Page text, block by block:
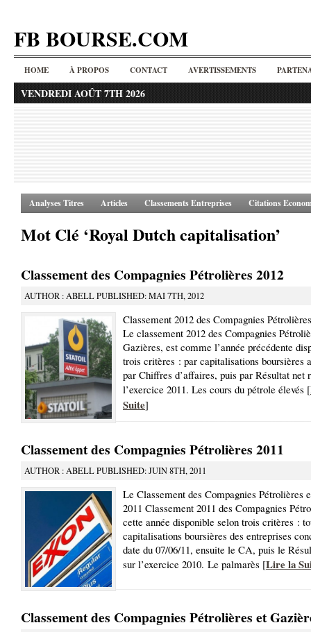
FB BOURSE.COM
HOME À PROPOS CONTACT AVERTISSEMENTS
VENDREDI AOÛT 7TH 2026
Analyses Titres Articles Classements Entreprises Citations
Mot Clé ‘Royal Dutch capitalisation’
Classement des Compagnies Pétrolières 2012
AUTHOR : ABELL PUBLISHED: MAI 7TH, 2012
Classement 2012 des Compagnies
Le classement 2012 des Compagnies
Gazières, est comme l’année précédente
trois critères : par capitalisations boursières
par Chiffres d’affaires, puis par Résultat net
l’exercice 2011. Les cours du pétrole élevés [
Suite]
Classement des Compagnies Pétrolières 2011
AUTHOR : ABELL PUBLISHED: JUIN 8TH, 2011
Le Classement des Compagnies Pétrolières
2011 Classement 2011 des Compagnies
cette année disponible selon trois critères :
capitalisations boursières des entreprises
date du 07/06/11, ensuite le CA, puis le
sur l’exercice 2010. Le palmarès [Lire la
Classement des Compagnies Pétrolières et